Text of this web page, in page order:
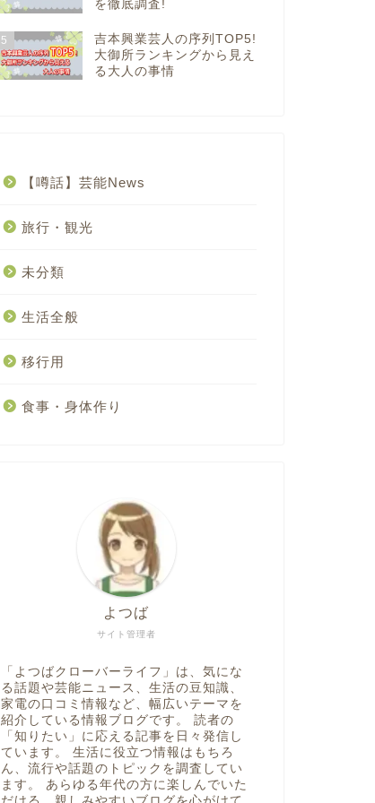
を徹底調査!
5
吉本興業芸人の序列TOP5!
大御所ランキングから見え
る大人の事情
【噂話】芸能News
旅行・観光
未分類
生活全般
移行用
食事・身体作り
サイト管理者
よつば
「よつばクローバーライフ」は、気にな
る話題や芸能ニュース、生活の豆知識、
家電の口コミ情報など、幅広いテーマを
紹介している情報ブログです。 読者の
「知りたい」に応える記事を日々発信し
ています。 生活に役立つ情報はもちろ
ん、流行や話題のトピックを調査してい
ます。 あらゆる年代の方に楽しんでいた